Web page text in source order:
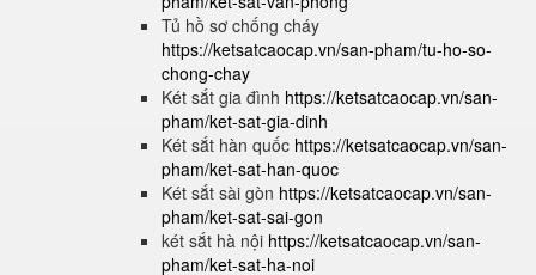
Tủ hồ sơ chống cháy
https://ketsatcaocap.vn/san-pham/tu-ho-so-
chong-chay
Két sắt gia đình https://ketsatcaocap.vn/san-
pham/ket-sat-gia-dinh
Két sắt hàn quốc https://ketsatcaocap.vn/san-
pham/ket-sat-han-quoc
Két sắt sài gòn https://ketsatcaocap.vn/san-
pham/ket-sat-sai-gon
két sắt hà nội https://ketsatcaocap.vn/san-
pham/ket-sat-ha-noi